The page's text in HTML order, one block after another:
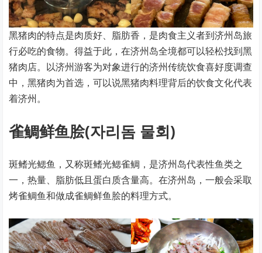
黑猪肉的特点是肉质好、脂肪香，是肉食主义者到济州岛旅
行必吃的食物。得益于此，在济州岛全境都可以轻松找到黑
猪肉店。以济州游客为对象进行的济州传统饮食喜好度调查
中，黑猪肉为首选，可以说黑猪肉料理背后的饮食文化代表
着济州。
雀鲷鲜鱼脍(자리돔 물회)
斑鳍光鳃鱼，又称斑鳍光鳃雀鲷，是济州岛代表性鱼类之
一，热量、脂肪低且蛋白质含量高。在济州岛，一般会采取
烤雀鲷鱼和做成雀鲷鲜鱼脍的料理方式。